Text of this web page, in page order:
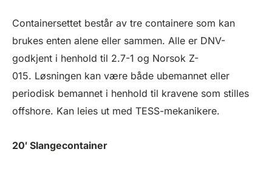
Containersettet består av tre containere som kan
brukes enten alene eller sammen. Alle er DNV-
godkjent i henhold til 2.7-1 og Norsok Z-
015. Løsningen kan være både ubemannet eller
periodisk bemannet i henhold til kravene som stilles
offshore. Kan leies ut med TESS-mekanikere.
20′ Slangecontainer